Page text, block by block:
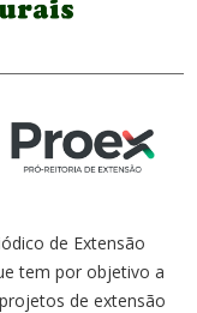
de Extensão
tem por objetivo a
de extensão